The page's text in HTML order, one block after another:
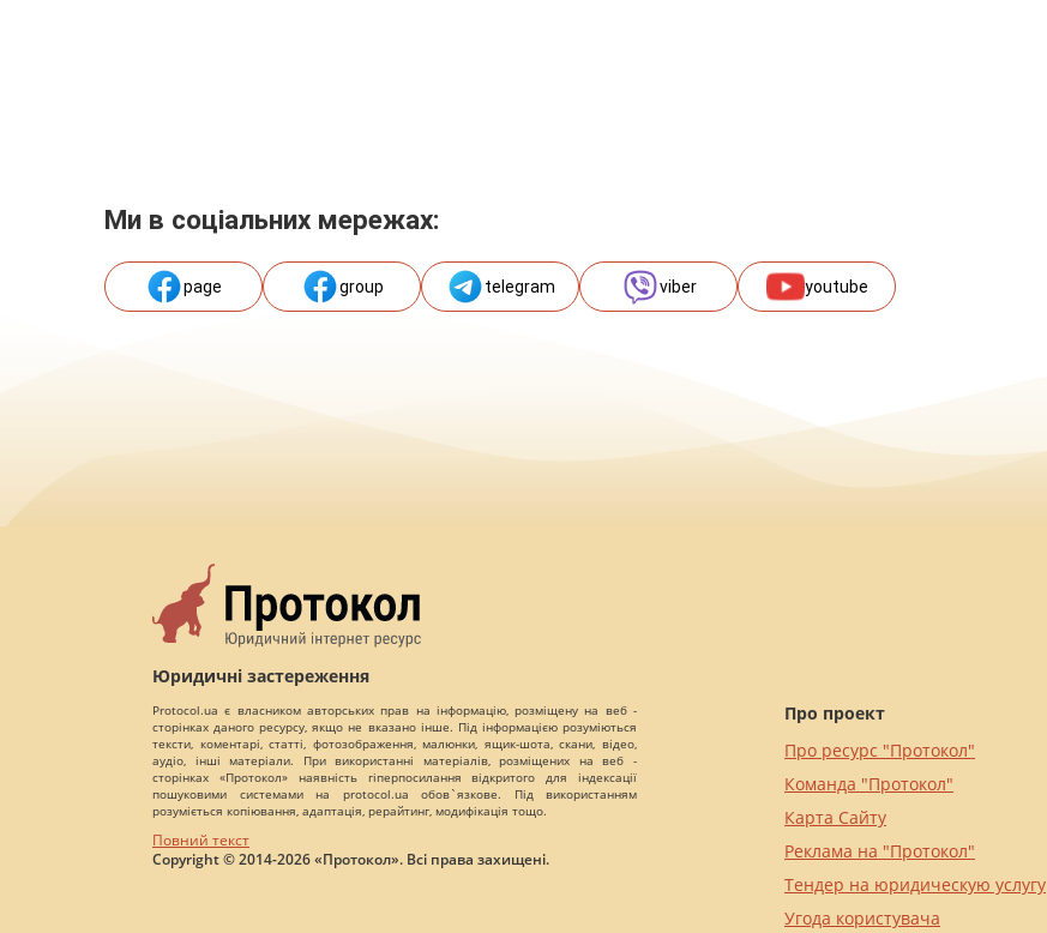
Ми в соціальних мережах:
page group telegram viber youtube
Юридичні застереження
Protocol.ua є власником авторських прав на інформацію, розміщену на веб -
сторінках даного ресурсу, якщо не вказано інше. Під інформацією розуміються
тексти, коментарі, статті, фотозображення, малюнки, ящик-шота, скани, відео,
аудіо, інші матеріали. При використанні матеріалів, розміщених на веб -
сторінках «Протокол» наявність гіперпосилання відкритого для індексації
пошуковими системами на protocol.ua обов`язкове. Під використанням
розуміється копіювання, адаптація, рерайтинг, модифікація тощо.
Повний текст
Copyright © 2014-2026 «Протокол». Всі права захищені.
Про проект
Про ресурс "Протокол"
Команда "Протокол"
Карта Сайту
Реклама на "Протокол"
Тендер на юридическую услугу
Угода користувача